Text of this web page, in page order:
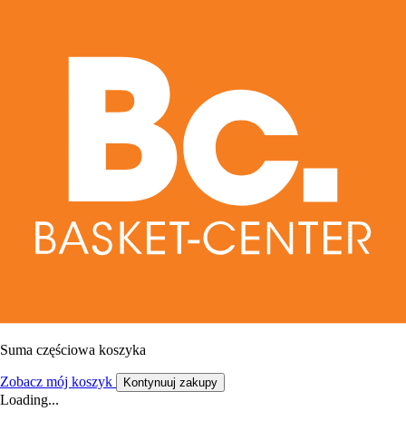
Suma częściowa koszyka
Zobacz mój koszyk Kontynuuj zakupy
Loading...